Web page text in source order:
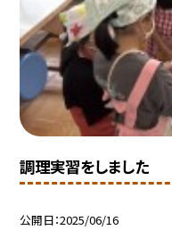
調理実習をしました
公開日 2025/06/16